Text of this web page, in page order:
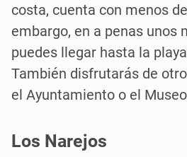
costa, cuenta con menos
embargo, en a penas unos
puedes llegar hasta la
También disfrutarás de
el Ayuntamiento o el
Los Narejos